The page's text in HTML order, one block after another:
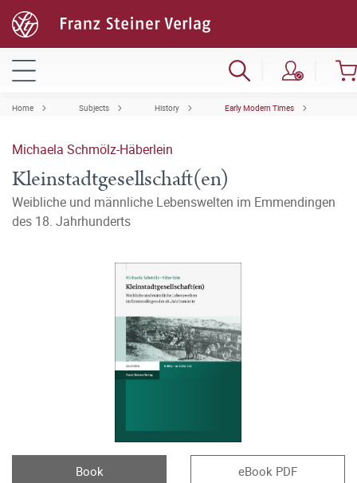
Home Subjects History Early Modern Times
Michaela Schmölz-Häberlein
Kleinstadtgesellschaft(en)
Weibliche und männliche Lebenswelten im Emmendingen
des 18. Jahrhunderts
Book eBook PDF